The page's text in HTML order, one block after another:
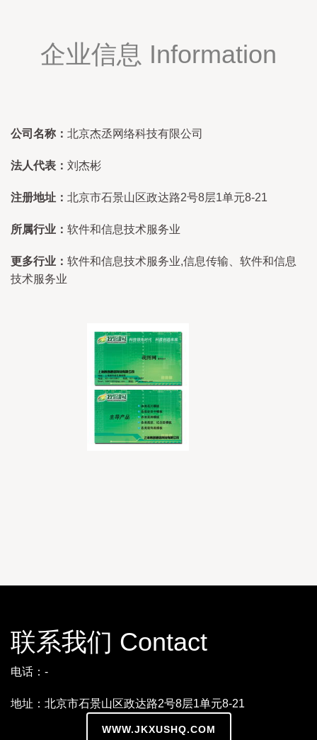
企业信息 Information
公司名称： 北京杰丞网络科技有限公司
法人代表： 刘杰彬
注册地址： 北京市石景山区政达路2号8层1单元8-21
所属行业： 软件和信息技术服务业
更多行业： 软件和信息技术服务业,信息传输、软件和信息
技术服务业
联系我们 Contact
电话：-
地址：北京市石景山区政达路2号8层1单元8-21
WWW.JKXUSHQ.COM